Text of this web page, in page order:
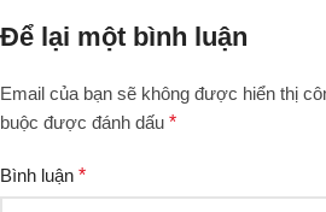
Để lại một bình luận
Email của bạn sẽ không được hiển thị
buộc được đánh dấu *
Bình luận *